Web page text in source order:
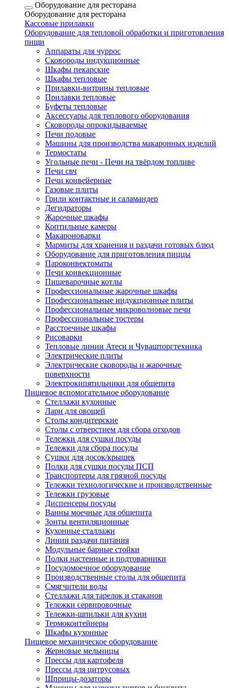
Оборудование для ресторана
Оборудование для ресторана
Кассовые прилавки
Оборудование для тепловой обработки и приготовления
пищи
Аппараты для чуррос
Сковороды индукционные
Шкафы пекарские
Шкафы тепловые
Прилавки-витрины тепловые
Прилавки тепловые
Буфеты тепловые
Аксессуары для теплового оборудования
Сковороды опрокидываемые
Печи подовые
Машины для производства макаронных изделий
Термостаты
Угольные печи - Печи на твёрдом топливе
Печи свч
Печи конвейерные
Газовые плиты
Грили контактные и саламандер
Дегидраторы
Жарочные шкафы
Коптильные камеры
Макароноварки
Мармиты для хранения и раздачи готовых блюд
Оборудование для приготовления пиццы
Пароконвектоматы
Печи конвекционные
Пищеварочные котлы
Профессиональные жарочные шкафы
Профессиональные индукционные плиты
Профессиональные микроволновые печи
Профессиональные тостеры
Расстоечные шкафы
Рисоварки
Тепловые линии Атеси и Чувашторгтехника
Электрические плиты
Электрические сковороды и жарочные
поверхности
Электрокипятильники для общепита
Пищевое вспомогательное оборудование
Стеллажи кухонные
Лари для овощей
Столы кондитерские
Столы с отверстием для сбора отходов
Тележки для сушки посуды
Тележки для сбора посуды
Сушки для досок/крышек
Полки для сушки посуды ПСП
Транспортеры для грязной посуды
Тележки технологические и производственные
Тележки грузовые
Диспенсеры посуды
Ванны моечные для общепита
Зонты вентиляционные
Кухонные сталлажи
Линии раздачи питания
Модульные барные стойки
Полки настенные и подтоварники
Посудомоечное оборудование
Производственные столы для общепита
Смягчители воды
Стеллажи для тарелок и стаканов
Тележки сервировочные
Тележки-шпильки для кухни
Термоконтейнеры
Шкафы кухонные
Пищевое механическое оборудование
Жерновые мельницы
Прессы для картофеля
Прессы для цитрусовых
Шприцы-дозаторы